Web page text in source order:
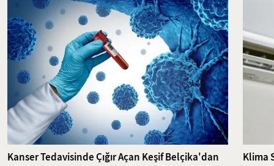
Kanser Tedavisinde Çığır Açan Keşif Belçika'dan
Klima